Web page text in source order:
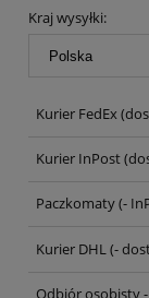
Kraj wysyłki:
Kurier FedEx
Kurier InPost
Paczkomaty(-
Kurier DHL(-
Odbiór osobisty -